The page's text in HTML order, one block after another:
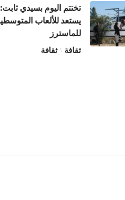
تختتم اليوم بسيدي
للماسترز
ثقافة ثقافة